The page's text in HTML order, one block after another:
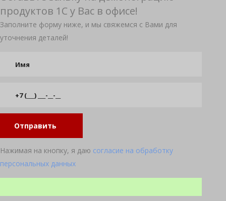
продуктов 1С у Вас в офисе!
Заполните форму ниже, и мы свяжемся с Вами для
уточнения деталей!
Отправить
Нажимая на кнопку, я даю согласие на обработку
персональных данных